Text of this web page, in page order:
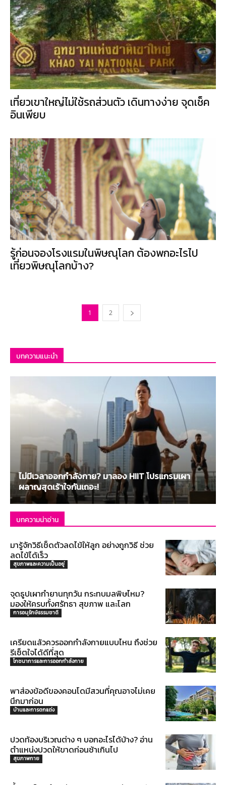
เที่ยวเขาใหญ่ไม่ใช้รถส่วนตัว เดินทางง่าย จุดเช็ค
อินเพียบ
รู้ก่อนจองโรงแรมในพิษณุโลก ต้องพกอะไรไป
เที่ยวพิษณุโลกบ้าง?
1 2
บทความแนะนำ
ไม่มีเวลาออกกำลังกาย? มาลอง HIIT โปรแกรมเผา
ผลาญสุดเร้าใจกันเถอะ!
บทความน่าอ่าน
มารู้จักวิธีเช็ดตัวลดไข้ให้ลูก อย่างถูกวิธี ช่วย
ลดไข้ได้เร็ว
สุขภาพและความเป็นอยู่
จุดธูปเผากำยานทุกวัน กระทบมลพิษไหม?
มองให้ครบทั้งศรัทธา สุขภาพ และโลก
การอนุรักษ์ธรรมชาติ
เครียดแล้วควรออกกำลังกายแบบไหน ถึงช่วย
รีเซ็ตใจได้ดีที่สุด
โภชนาการและการออกกำลังกาย
พาส่องข้อดีของคอนโดมีสวนที่คุณอาจไม่เคย
นึกมาก่อน
บ้านและการตกแต่ง
ปวดท้องบริเวณต่าง ๆ บอกอะไรได้บ้าง? อ่าน
ตำแหน่งปวดให้ขาดก่อนช้าเกินไป
สุขภาพกาย